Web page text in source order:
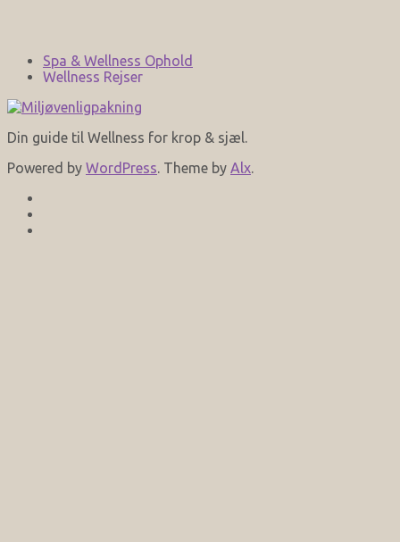
Spa & Wellness Ophold
Wellness Rejser
Din guide til Wellness for krop & sjæl.
Powered by WordPress . Theme by Alx